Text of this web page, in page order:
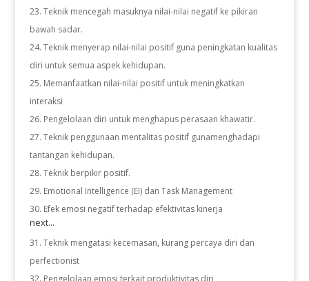
Teknik mencegah masuknya nilai-nilai negatif ke pikiran
bawah sadar.
Teknik menyerap nilai-nilai positif guna peningkatan kualitas
diri untuk semua aspek kehidupan.
Memanfaatkan nilai-nilai positif untuk meningkatkan
interaksi
Pengelolaan diri untuk menghapus perasaan khawatir.
Teknik penggunaan mentalitas positif gunamenghadapi
tantangan kehidupan.
Teknik berpikir positif.
Emotional Intelligence (EI) dan Task Management
Efek emosi negatif terhadap efektivitas kinerja
next...
Teknik mengatasi kecemasan, kurang percaya diri dan
perfectionist
Pengelolaan emosi terkait produktivitas diri